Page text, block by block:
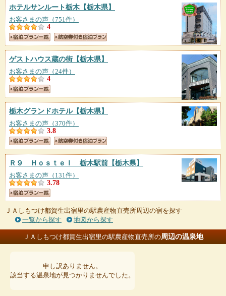
ホテルサンルート栃木【栃木県】
お客さまの声（751件）
4
ゲストハウス蔵の街【栃木県】
お客さまの声（24件）
4
栃木グランドホテル【栃木県】
お客さまの声（370件）
3.8
Ｒ９ Ｈｏｓｔｅｌ 栃木駅前 【栃木県】
お客さまの声（131件）
3.78
ＪＡしもつけ都賀生出宿里の駅農産物直売所周辺の宿を探す
一覧から探す
地図から探す
ＪＡしもつけ都賀生出宿里の駅農産物直売所の周辺の温泉地
申し訳ありません。
該当する温泉地が見つかりませんでした。